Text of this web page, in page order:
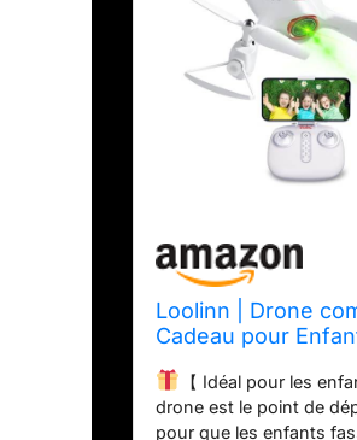
Loolinn | Drone
Cadeau pour
Transmission
Temps Réel, Très
【 Idéal pour les
drone est le point de
pour que les enfants